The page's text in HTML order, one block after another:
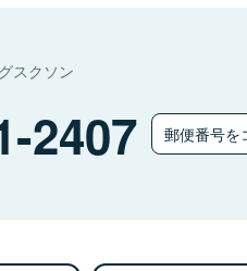
スクソン
2407 郵便番号を